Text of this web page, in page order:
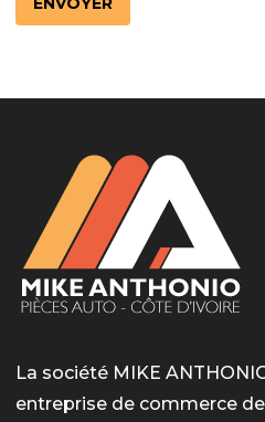
LotoMart
Бай Лото
escort barcelone
https://intimaties.net/es/
used-panties-es/
eros houston
albanianescort
La société MIKE
entreprise de commerce